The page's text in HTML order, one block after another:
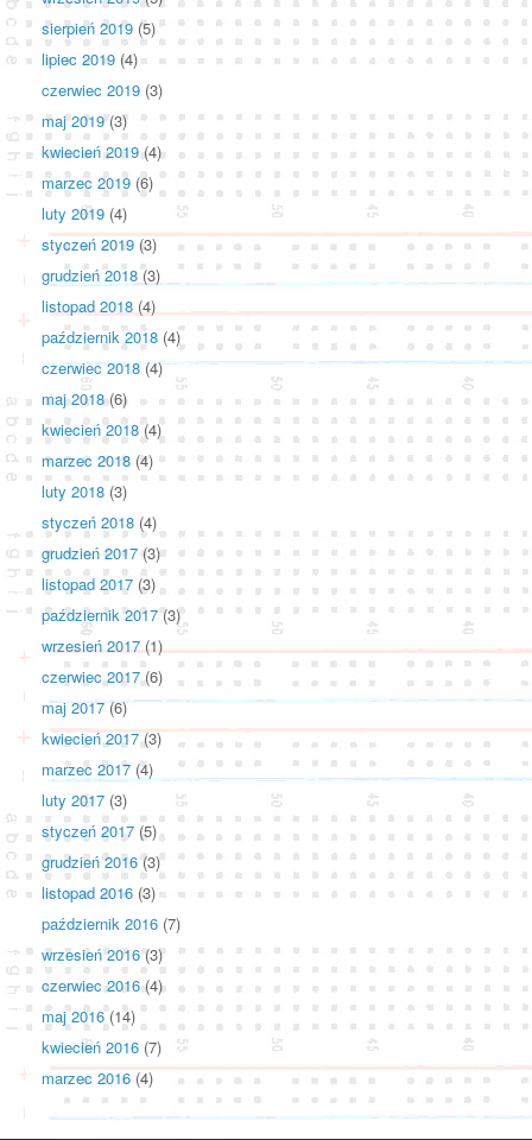
sierpień 2019 (5)
lipiec 2019 (4)
czerwiec 2019 (3)
maj 2019(3)
kwiecień 2019(4)
marzec 2019 (6)
luty 2019 (4)
styczeń 2019 (3)
grudzień 2018(3)
listopad 2018 (4)
październik 2018 (4)
czerwiec 2018(4)
maj 2018(6)
kwiecień 2018(4)
marzec 2018 (4)
luty 2018 (3)
styczeń 2018 (4)
grudzień 2017(3)
listopad 2017 (3)
październik 2017(3)
wrzesień 2017(1)
czerwiec 2017(6)
maj 2017(6)
kwiecień 2017(3)
marzec 2017 (4)
luty 2017 (3)
styczeń 2017 (5)
grudzień 2016(3)
listopad 2016 (3)
październik 2016 (7)
wrzesień 2016(3)
czerwiec 2016(4)
maj 2016(14)
kwiecień 2016 (7)
marzec 2016 (4)